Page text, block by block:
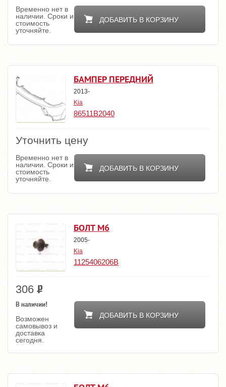
ДОБАВИТЬ В КОРЗИНУ
Временно нет в
наличии. Сроки и
стоимость
уточняйте.
БАМПЕР ПЕРЕДНИЙ
2013-
Kia
86511B2040
Уточнить цену
ДОБАВИТЬ В КОРЗИНУ
Временно нет в
наличии. Сроки и
стоимость
уточняйте.
БОЛТ M6
2005-
Kia
1125406206B
306
ДОБАВИТЬ В КОРЗИНУ
В наличии!
Возможен
самовывоз и
доставка
сегодня.